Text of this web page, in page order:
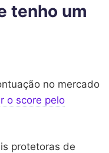
tenho um
no mercado
o score pelo
protetoras de